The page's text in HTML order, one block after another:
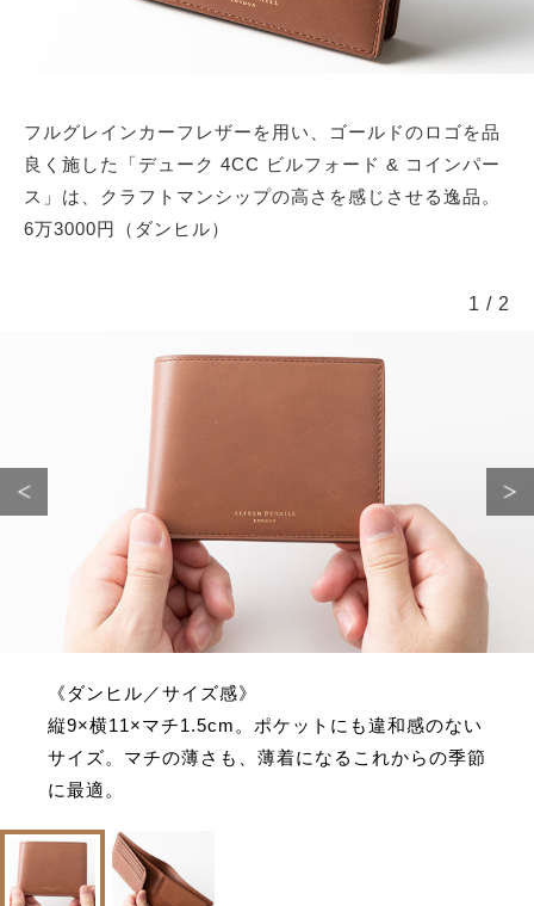
フルグレインカーフレザーを用い、ゴールドのロゴを品
良く施した「デューク 4CC ビルフォード & コインパー
ス」は、クラフトマンシップの高さを感じさせる逸品。
6万3000円（ダンヒル）
《ダンヒル／サイズ感》
縦9×横11×マチ1.5cm。ポケットにも違和感のない
サイズ。マチの薄さも、薄着になるこれからの季節
に最適。
1 / 2